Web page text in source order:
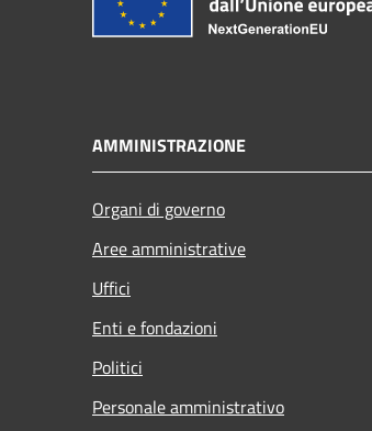
AMMINISTRAZIONE
Organi di governo
Aree amministrative
Uffici
Enti e fondazioni
Politici
Personale amministrativo